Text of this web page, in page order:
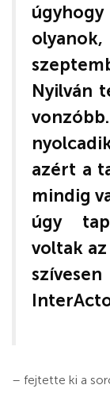
Nyilván
azért a
mindig
úgy
voltak
– fejtette ki a